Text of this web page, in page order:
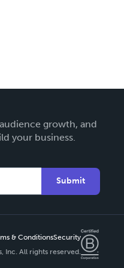
growth, and
your business.
Submit
& ConditionsSecurity
Inc. All rights reserved.